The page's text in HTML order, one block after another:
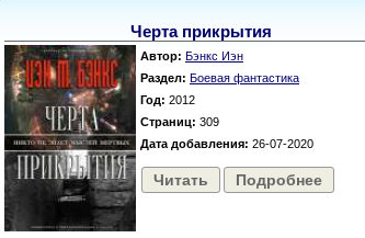
Черта прикрытия
Автор: Бэнкс Иэн
Раздел: Боевая фантастика
Год: 2012
Страниц: 309
Дата добавления: 26-07-2020
Читать Подробнее